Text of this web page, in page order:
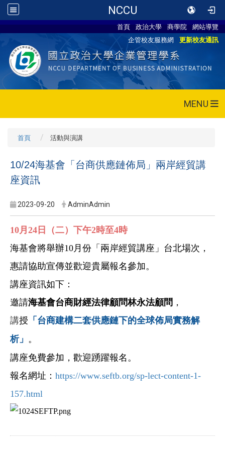
NCCU
首頁 政治大學 商學院
網站導覽
企管校友服務網
更新校友通訊
MENU
首頁 活動與演講
10/24海基會「台商供應鏈佈局」兩岸經貿講
座資訊
2023-09-20 AdminAdmin
10月24日（二）下午2時至4時
海基會將舉辦10月份 「兩岸經貿講座」台北場次，
惠請協助宣傳並歡迎貴屬報名參加。
講座資訊如下：
邀請海基會台商財經法律顧問林永法顧問 ，
講授 「 台商建構二套供應鏈下的全球佈局實務解
析」 。
講座免費參加，歡迎踴躍報名 。
報名網址： https://www.seftb.org/sp-lect-content-1-
157.html